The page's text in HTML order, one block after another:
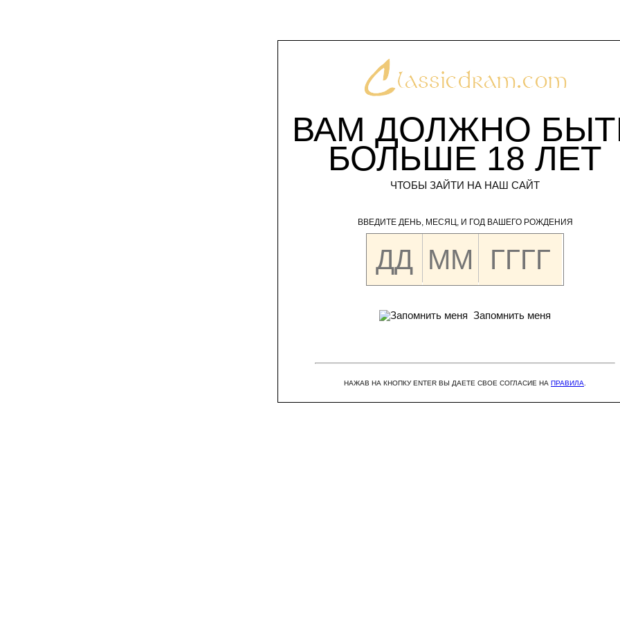
ВАМ ДОЛЖНО
БОЛЬШЕ 18 ЛЕТ
ЧТОБЫ ЗАЙТИ НА НАШ САЙТ
ВВЕДИТЕ ДЕНЬ, МЕСЯЦ, И ГОД ВАШЕГО РОЖДЕНИЯ
Запомнить меня
НАЖАВ НА КНОПКУ ENTER ВЫ ДАЕТЕ СВОЕ СОГЛАСИЕ НА ПРАВИЛА